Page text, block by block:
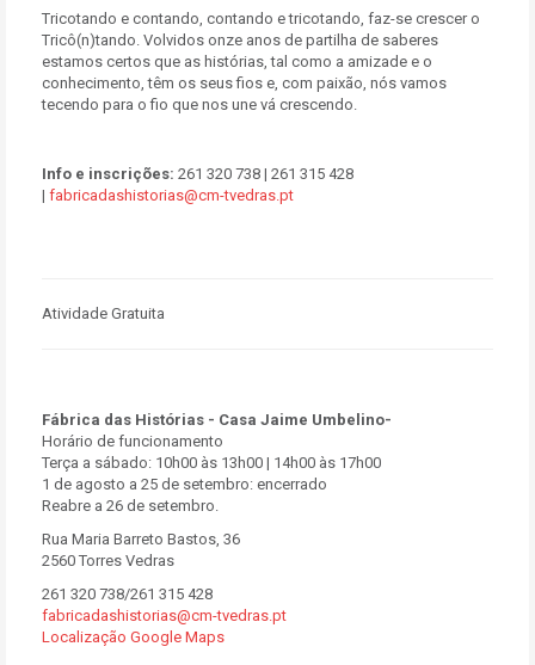
Tricotando e contando, contando e tricotando, faz-se crescer o
Tricô(n)tando. Volvidos onze anos de partilha de saberes
estamos certos que as histórias, tal como a amizade e o
conhecimento, têm os seus fios e, com paixão, nós vamos
tecendo para o fio que nos une vá crescendo.
Info e inscrições: 261 320 738 | 261 315 428
| fabricadashistorias@cm-tvedras.pt
Atividade Gratuita
Fábrica das Histórias - Casa Jaime Umbelino-
Horário de funcionamento
Terça a sábado: 10h00 às 13h00 | 14h00 às 17h00
1 de agosto a 25 de setembro: encerrado
Reabre a 26 de setembro.
Rua Maria Barreto Bastos, 36
2560 Torres Vedras
261 320 738/261 315 428
fabricadashistorias@cm-tvedras.pt
Localização Google Maps